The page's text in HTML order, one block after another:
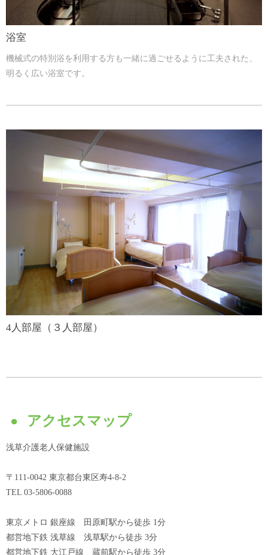
浴室
機械式の特別浴を利用する方も一緒に過ごせるように工夫された、
明るく広い浴室です。
4人部屋（３人部屋）
アクセスマップ
浅草介護老人保健施設
〒111-0042 東京都台東区寿4-8-2
TEL 03-5806-0088
東京メトロ 銀座線 田原町駅から徒歩 1分
都営地下鉄 浅草線 浅草駅から徒歩 3分
都営地下鉄 大江戸線 蔵前駅から徒歩 3分